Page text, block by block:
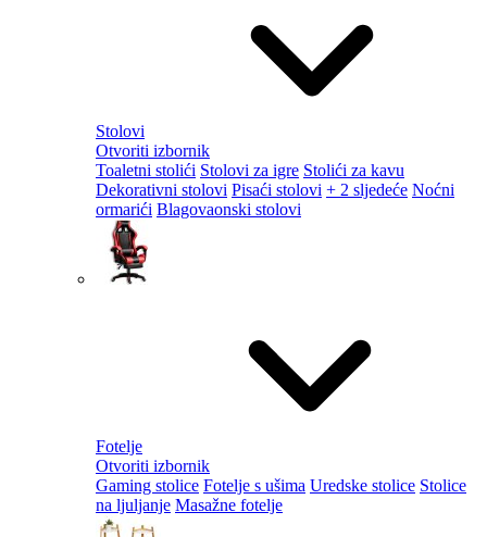
Stolovi
Otvoriti izbornik
Toaletni stolići Stolovi za igre Stolići za kavu
Dekorativni stolovi Pisaći stolovi + 2 sljedeće Noćni
ormarići Blagovaonski stolovi
Fotelje
Otvoriti izbornik
Gaming stolice Fotelje s ušima Uredske stolice Stolice
na ljuljanje Masažne fotelje